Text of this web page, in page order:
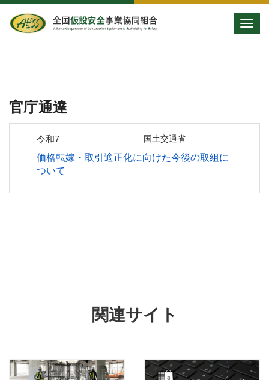
官庁通達
令和7 国土交通省
価格転嫁・取引適正化に向けた今後の取組に
ついて
関連サイト